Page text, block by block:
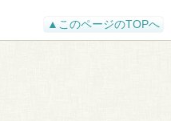
▲このページのTOPへ